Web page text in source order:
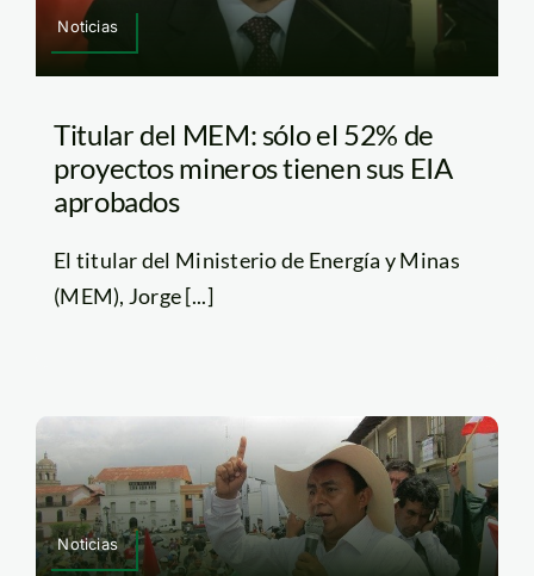
Noticias
Titular del MEM: sólo el 52% de
proyectos mineros tienen sus EIA
aprobados
El titular del Ministerio de Energía y Minas
(MEM), Jorge [...]
Noticias